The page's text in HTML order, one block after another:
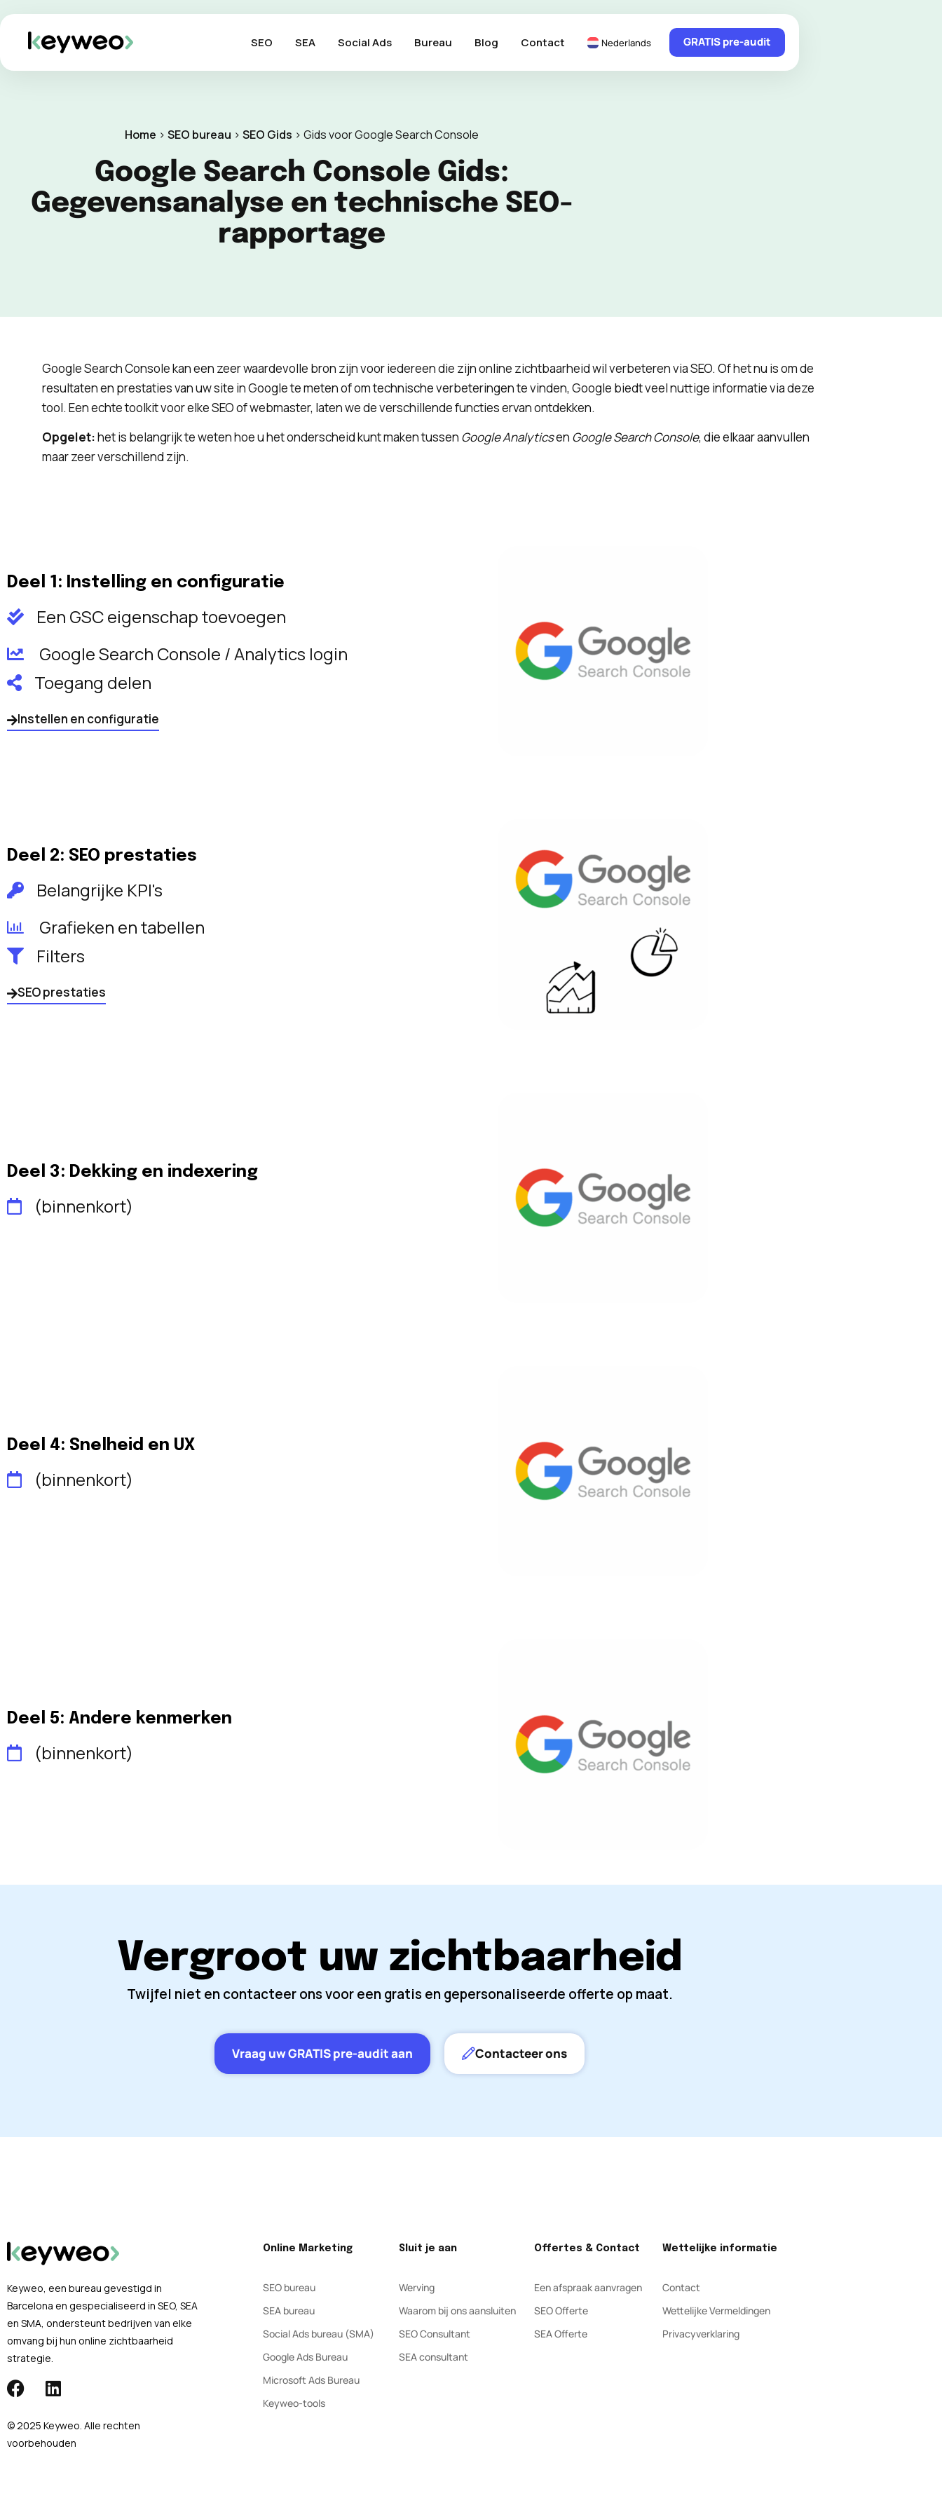
SEO SEA Social Ads Bureau Blog Contact Nederlands GRATIS pre-audit
Home > SEO bureau > SEO Gids > Gids voor Google Search Console
Google Search Console Gids:
Gegevensanalyse en technische SEO-
rapportage
Google Search Console kan een zeer waardevolle bron zijn voor iedereen die zijn online zichtbaarheid wil verbeteren via SEO. Of het nu is om de
resultaten en prestaties van uw site in Google te meten of om technische verbeteringen te vinden, Google biedt veel nuttige informatie via deze
tool. Een echte toolkit voor elke SEO of webmaster, laten we de verschillende functies ervan ontdekken.
Opgelet:het is belangrijk te weten hoe u het onderscheid kunt maken tussen Google Analyticsen Google Search Console, die elkaar aanvullen
maar zeer verschillend zijn.
Deel 1: Instelling en configuratie
Een GSC eigenschap toevoegen
Google Search Console / Analytics login
Toegang delen
Instellen en configuratie
Deel 2: SEO prestaties
Belangrijke KPI's
Grafieken en tabellen
Filters
SEO prestaties
Deel 3: Dekking en indexering
(binnenkort)
Deel 4: Snelheid en UX
(binnenkort)
Deel 5: Andere kenmerken
(binnenkort)
Vergroot uw zichtbaarheid
Twijfel niet en contacteer ons voor een gratis en gepersonaliseerde offerte op maat.
Vraag uw GRATIS pre-audit aan Contacteer ons
Keyweo, een bureau gevestigd in
Barcelona en gespecialiseerd in SEO, SEA
en SMA, ondersteunt bedrijven van elke
omvang bij hun online zichtbaarheid
strategie.
© 2025 Keyweo. Alle rechten
voorbehouden
Online Marketing
SEO bureau
SEA bureau
Social Ads bureau (SMA)
Google Ads Bureau
Microsoft Ads Bureau
Keyweo-tools
Sluit je aan
Werving
Waarom bij ons aansluiten
SEO Consultant
SEA consultant
Offertes & Contact
Een afspraak aanvragen
SEO Offerte
SEA Offerte
Wettelijke informatie
Contact
Wettelijke Vermeldingen
Privacyverklaring